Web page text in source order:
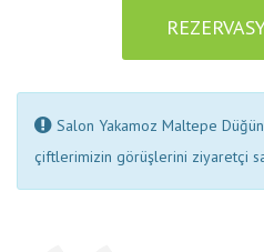
Salon Yakamoz Maltepe
çiftlerimizin görüşlerini ziyaretçi